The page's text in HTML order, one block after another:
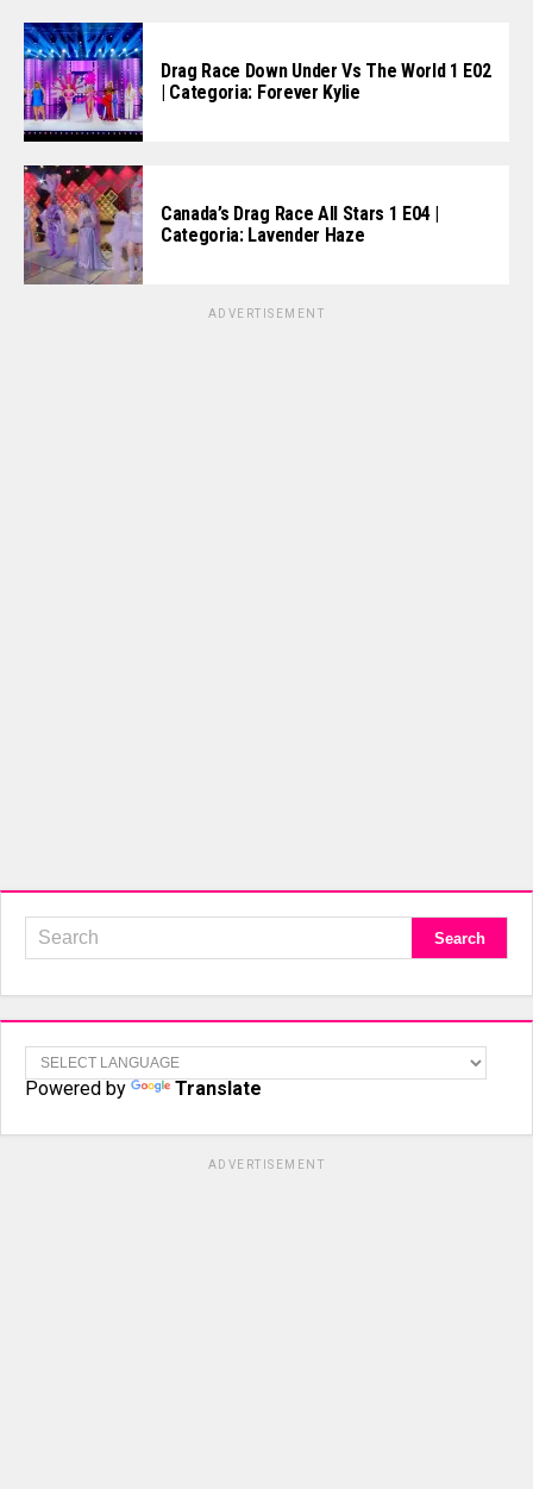
Drag Race Down Under Vs The World 1 E02
| Categoria: Forever Kylie
Canada’s Drag Race All Stars 1 E04 |
Categoria: Lavender Haze
ADVERTISEMENT
Powered by Translate
ADVERTISEMENT